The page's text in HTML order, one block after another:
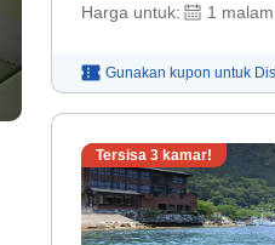
Harga untuk: 1 malam
Gunakan kupon untuk
Tersisa 3 kamar!